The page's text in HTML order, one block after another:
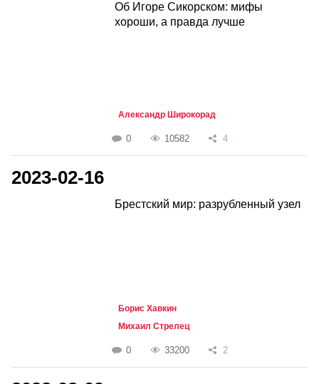
Об Игоре Сикорском: мифы
хороши, а правда лучше
Александр Широкорад
0 10582 4
2023-02-16
Брестский мир: разрубленный узел
Борис Хавкин
Михаил Стрелец
0 33200 2